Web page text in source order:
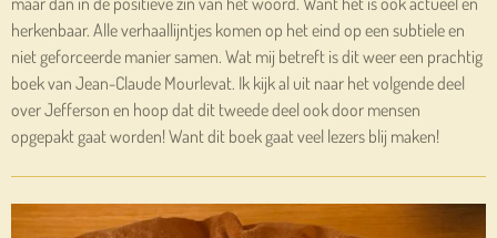
herkenbaar. Alle verhaallijntjes komen op het eind op een subtiele en
niet geforceerde manier samen. Wat mij betreft is dit weer een prachtig
boek van Jean-Claude Mourlevat. Ik kijk al uit naar het volgende deel
over Jefferson en hoop dat dit tweede deel ook door mensen
opgepakt gaat worden! Want dit boek gaat veel lezers blij maken!